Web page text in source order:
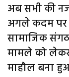
अब सभी की
अगले कदम पर
सामाजिक
मामले को लेकर
माहौल बना